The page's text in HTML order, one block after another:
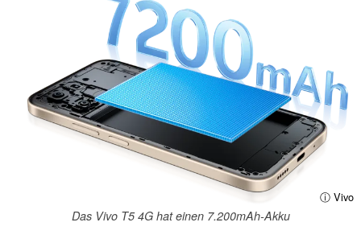
ⓘ Vivo
Das Vivo T5 4G hat einen 7.200mAh-Akku